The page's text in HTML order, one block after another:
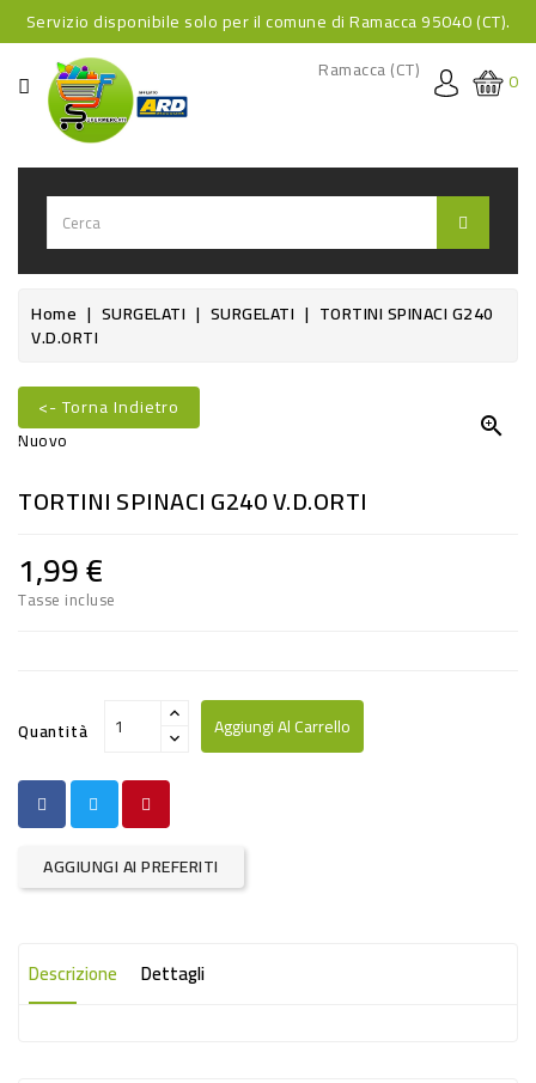
Servizio disponibile solo per il comune di Ramacca 95040 (CT).
CATEGORIA
HOME
BEVANDE
BEVANDE
ANALCOLICHE
ALCOLICHE
BEVANDE
CALDE
FOOD
PER
FORNO
RICORRENZE
PASQUALI
ALIMENTI
INFANZIA
0
Ramacca (CT)
Home SURGELATI SURGELATI TORTINI SPINACI G240
V.D.ORTI
<- Torna Indietro
Nuovo

TORTINI SPINACI G240 V.D.ORTI
1,99 €
Tasse incluse
Quantità Aggiungi Al Carrello
AGGIUNGI AI PREFERITI
Descrizione Dettagli